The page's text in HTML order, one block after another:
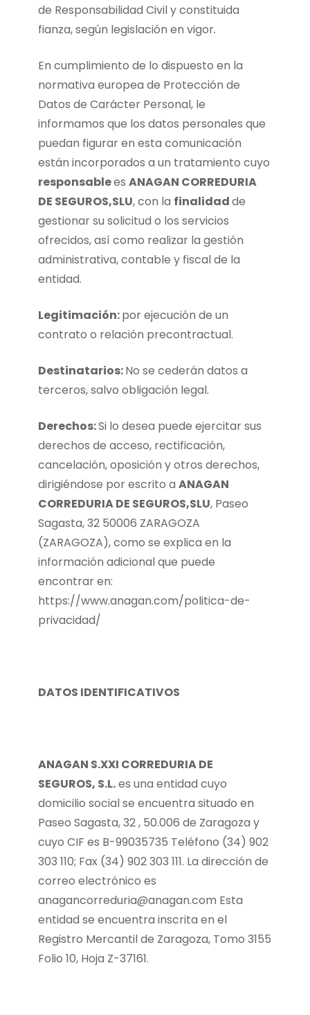
de Responsabilidad Civil y constituida
fianza, según legislación en vigor.
En cumplimiento de lo dispuesto en la
normativa europea de Protección de
Datos de Carácter Personal, le
informamos que los datos personales que
puedan figurar en esta comunicación
están incorporados a un tratamiento cuyo
responsablees ANAGAN CORREDURIA
DE SEGUROS,SLU, con la finalidadde
gestionar su solicitud o los servicios
ofrecidos, así como realizar la gestión
administrativa, contable y fiscal de la
entidad.
Legitimación:por ejecución de un
contrato o relación precontractual.
Destinatarios:No se cederán datos a
terceros, salvo obligación legal.
Derechos:Si lo desea puede ejercitar sus
derechos de acceso, rectificación,
cancelación, oposición y otros derechos,
dirigiéndose por escrito a ANAGAN
CORREDURIA DE SEGUROS,SLU, Paseo
Sagasta, 32 50006 ZARAGOZA
(ZARAGOZA), como se explica en la
información adicional que puede
encontrar en:
https://www.anagan.com/politica-de-
privacidad/
DATOS IDENTIFICATIVOS
ANAGAN S.XXI CORREDURIA DE
SEGUROS, S.L.es una entidad cuyo
domicilio social se encuentra situado en
Paseo Sagasta, 32 , 50.006 de Zaragoza y
cuyo CIF es B-99035735 Teléfono (34) 902
303 110; Fax (34) 902 303 111. La dirección de
correo electrónico es
anagancorreduria@anagan.com Esta
entidad se encuentra inscrita en el
Registro Mercantil de Zaragoza, Tomo 3155
Folio 10, Hoja Z-37161.